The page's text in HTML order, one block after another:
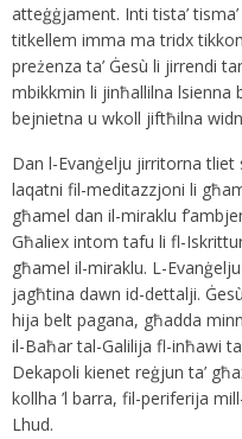
atteġġjament. Inti tista’
titkellem imma ma tridx
preżenza ta’ Ġesù li jirrendi
mbikkmin li jinħallilna lsienna
bejnietna u wkoll jiftħilna
Dan l-Evanġelju jirritorna
laqatni fil-meditazzjoni li
għamel dan il-miraklu
Għaliex intom tafu li fl-
għamel il-miraklu. L-
jagħtina dawn id-dettalji.
hija belt pagana, għadda
il-Baħar tal-Galilija fl-inħawi
Dekapoli kienet reġjun ta’
kollha ’l barra, fil-periferija
Lhud.